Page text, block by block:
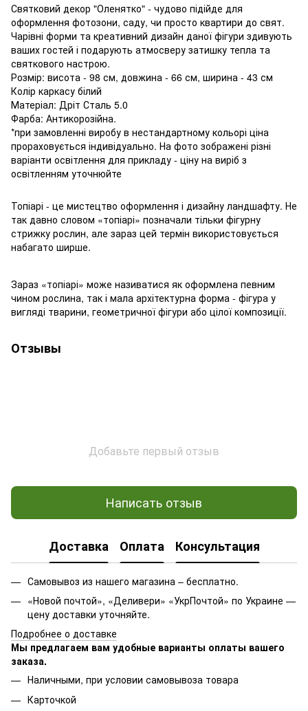
Святковий декор "Оленятко" - чудово підійде для
оформлення фотозони, саду, чи просто квартири до свят.
Чарівні форми та креативний дизайн даної фігури здивують
ваших гостей і подарують атмосверу затишку тепла та
святкового настрою.
Розмір: висота - 98 см, довжина - 66 см, ширина - 43 см
Колір каркасу білий
Матеріал: Дріт Сталь 5.0
Фарба: Антикорозійна.
*при замовленні виробу в нестандартному кольорі ціна
прораховується індивідуально. На фото зображені різні
варіанти освітлення для прикладу - ціну на виріб з
освітленням уточнюйте
Топіарі - це мистецтво оформлення і дизайну ландшафту. Не
так давно словом «топіарі» позначали тільки фігурну
стрижку рослин, але зараз цей термін використовується
набагато ширше.
Зараз «топіарі» може називатися як оформлена певним
чином рослина, так і мала архітектурна форма - фігура у
вигляді тварини, геометричної фігури або цілої композиції.
Отзывы
Добавьте первый отзыв
Написать отзыв
Доставка Оплата Консультация
Самовывоз из нашего магазина – бесплатно.
«Новой почтой», «Деливери» «УкрПочтой» по Украине —
цену доставки уточняйте.
Подробнее о доставке
Мы предлагаем вам удобные варианты оплаты вашего
заказа.
Наличными, при условии самовывоза товара
Карточкой